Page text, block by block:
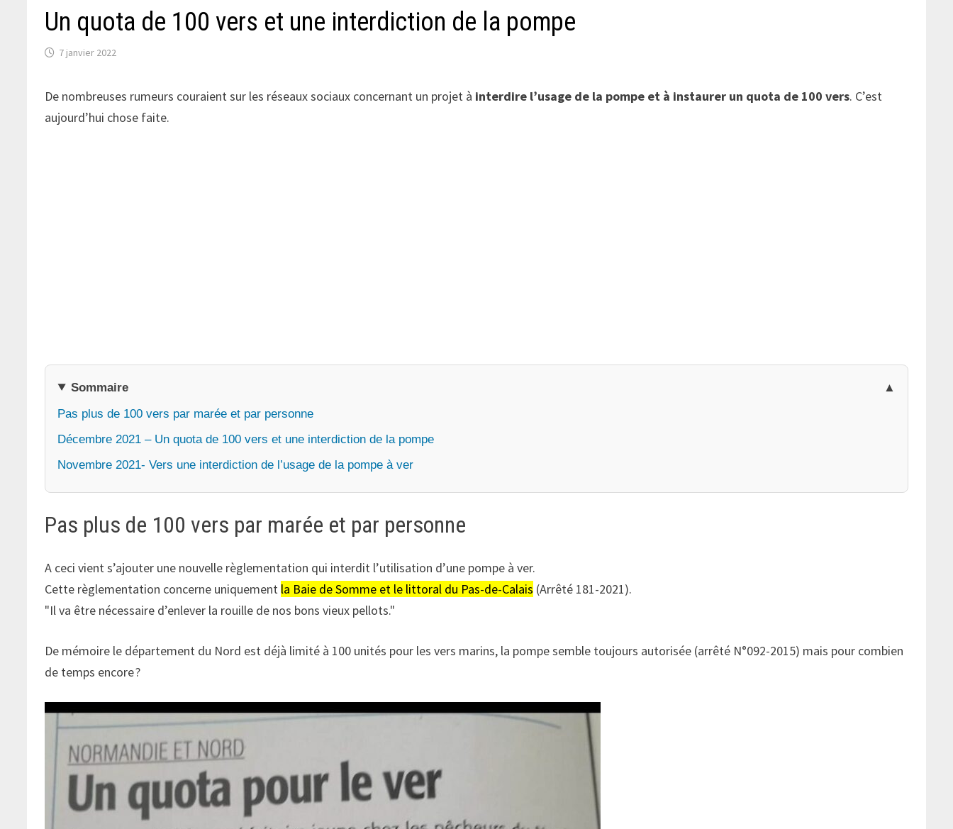
Un quota de 100 vers et une interdiction de la pompe
7 janvier 2022
De nombreuses rumeurs couraient sur les réseaux sociaux concernant un projet à interdire l’usage de la pompe et à instaurer un quota de 100 vers. C’est
aujourd’hui chose faite.
Sommaire
Pas plus de 100 vers par marée et par personne
Décembre 2021 – Un quota de 100 vers et une interdiction de la pompe
Novembre 2021- Vers une interdiction de l’usage de la pompe à ver
Pas plus de 100 vers par marée et par personne
A ceci vient s’ajouter une nouvelle règlementation qui interdit l’utilisation d’une pompe à ver.
Cette règlementation concerne uniquement la Baie de Somme et le littoral du Pas-de-Calais (Arrêté 181-2021).
Il va être nécessaire d’enlever la rouille de nos bons vieux pellots.
De mémoire le département du Nord est déjà limité à 100 unités pour les vers marins, la pompe semble toujours autorisée (arrêté N°092-2015) mais pour combien
de temps encore ?